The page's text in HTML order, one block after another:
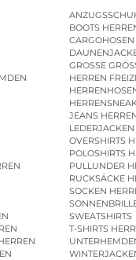
BOOTS
GROSSE
HERREN
JEANS
OVERSHIRTS
POLOSHIRTS
PULLUNDER
RUCKSÄCKE
SOCKEN
SWEATSHIRTS
T-SHIRTS